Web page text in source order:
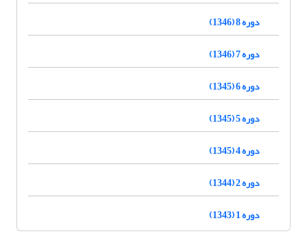
دوره 8 (1346)
دوره 7 (1346)
دوره 6 (1345)
دوره 5 (1345)
دوره 4 (1345)
دوره 2 (1344)
دوره 1 (1343)